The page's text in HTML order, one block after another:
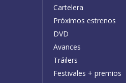
Cartelera
Próximos estrenos
DVD
Avances
Tráilers
Festivales + premios